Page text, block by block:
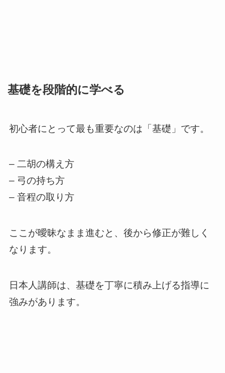
基礎を段階的に学べる
初心者にとって最も重要なのは「基礎」です。
– 二胡の構え方
– 弓の持ち方
– 音程の取り方
ここが曖昧なまま進むと、後から修正が難しく
なります。
日本人講師は、基礎を丁寧に積み上げる指導に
強みがあります。